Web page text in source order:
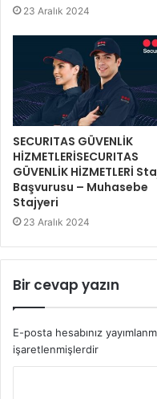
23 Aralık 2024
SECURITAS GÜVENLİK
HİZMETLERİSECURITAS
GÜVENLİK HİZMETLERİ
Başvurusu – Muhasebe
Stajyeri
23 Aralık 2024
Bir cevap yazın
E-posta hesabınız
işaretlenmişlerdir